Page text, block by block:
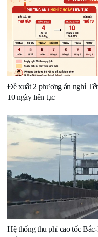
Đề xuất 2 phương án nghỉ
10 ngày liên tục
Hệ thống thu phí cao tốc